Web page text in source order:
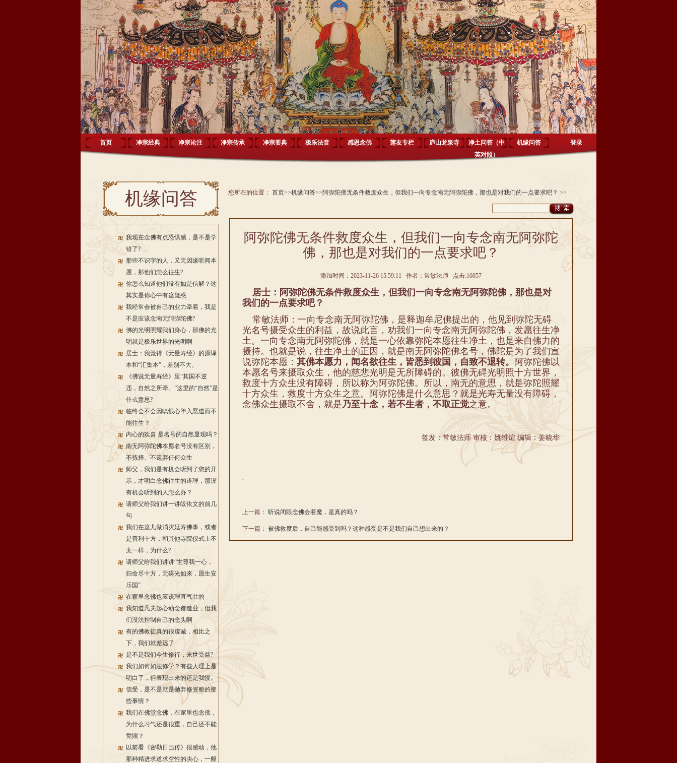
首页 净宗经典 净宗论注 净宗传承 净宗要典 极乐法音 感恩念佛 莲友专栏 庐山龙泉寺
净土问答（中
英对照）
机缘问答 登录
机缘问答
我现在念佛有点恐惧感，是不是学
错了?
那些不识字的人，又无因缘听闻本
愿，那他们怎么往生?
你怎么知道他们没有如是信解？这
其实是你心中有这疑惑
我经常会被自己的业力牵着，我是
不是应该念南无阿弥陀佛?
佛的光明照耀我们身心，那佛的光
明就是极乐世界的光明啊
居士：我觉得《无量寿经》的原译
本和“汇集本”，差别不大。
《佛说无量寿经》里“其国不逆
违，自然之所牵。”这里的“自然”是
什么意思?
临终会不会因嗔恨心堕入恶道而不
能往生？
内心的欢喜 是名号的自然显现吗？
南无阿弥陀佛本愿名号没有区别，
不拣择、不遗弃任何众生
师父，我们是有机会听到了您的开
示，才明白念佛往生的道理，那没
有机会听到的人怎么办？
请师父给我们讲一讲皈依文的前几
句
我们在这儿做消灾延寿佛事，或者
是普利十方，和其他寺院仪式上不
太一样，为什么?
请师父给我们讲讲“世尊我一心，
归命尽十方，无碍光如来，愿生安
乐国”
在家里念佛也应该理直气壮的
我知道凡夫起心动念都造业，但我
们没法控制自己的念头啊
有的佛教徒真的很虔诚，相比之
下，我们就差远了
是不是我们今生修行，来世受益?
我们如何如法修学？有些人理上是
明白了，但表现出来的还是我慢。
信受，是不是就是抛弃修资粮的那
些事情？
我们在佛堂念佛，在家里也念佛，
为什么习气还是很重，自己还不能
觉照？
以前看《密勒日巴传》很感动，他
那种精进求道求空性的决心，一般
您所在的位置： 首页>>机缘问答>>阿弥陀佛无条件救度众生，但我们一向专念南无阿弥陀佛，那也是对我们的一点要求吧？ >>
阿弥陀佛无条件救度众生，但我们一向专念南无阿弥陀
佛，那也是对我们的一点要求吧？
添加时间：2023-11-26 15:59:11 作者：常敏法师 点击:16057
居士：阿弥陀佛无条件救度众生，但我们一向专念南无阿弥陀佛，那也是对
我们的一点要求吧？
常敏法师：一向专念南无阿弥陀佛，是释迦牟尼佛提出的，他见到弥陀无碍
光名号摄受众生的利益，故说此言，劝我们一向专念南无阿弥陀佛，发愿往生净
土。一向专念南无阿弥陀佛，就是一心依靠弥陀本愿往生净土，也是来自佛力的
摄持。也就是说，往生净土的正因，就是南无阿弥陀佛名号，佛陀是为了我们宣
说弥陀本愿： 其佛本愿力，闻名欲往生，皆悉到彼国，自致不退转。
阿弥陀佛以
本愿名号来摄取众生，他的慈悲光明是无所障碍的。彼佛无碍光明照十方世界，
救度十方众生没有障碍，所以称为阿弥陀佛。所以，南无的意思，就是弥陀照耀
十方众生，救度十方众生之意。阿弥陀佛是什么意思？就是光寿无量没有障碍，
念佛众生摄取不舍，就是乃至十念，若不生者，不取正觉之意。
签发：常敏法师 审核：姚维煊 编辑：姜晓华
'
上一篇： 听说闭眼念佛会着魔，是真的吗？
下一篇： 被佛救度后，自己能感受到吗？这种感受是不是我们自己想出来的？